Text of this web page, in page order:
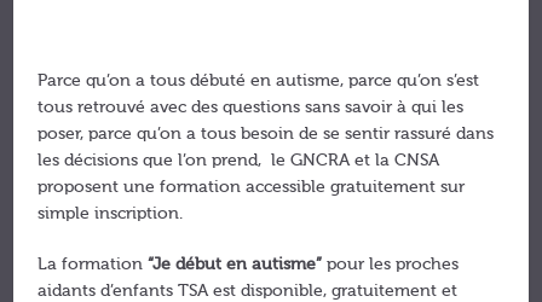
Parce qu’on a tous débuté en autisme, parce qu’on s’est
tous retrouvé avec des questions sans savoir à qui les
poser, parce qu’on a tous besoin de se sentir rassuré dans
les décisions que l’on prend, le GNCRA et la CNSA
proposent une formation accessible gratuitement sur
simple inscription.
La formation“Je début en autisme” pour les proches
aidants d’enfants TSA est disponible, gratuitement et